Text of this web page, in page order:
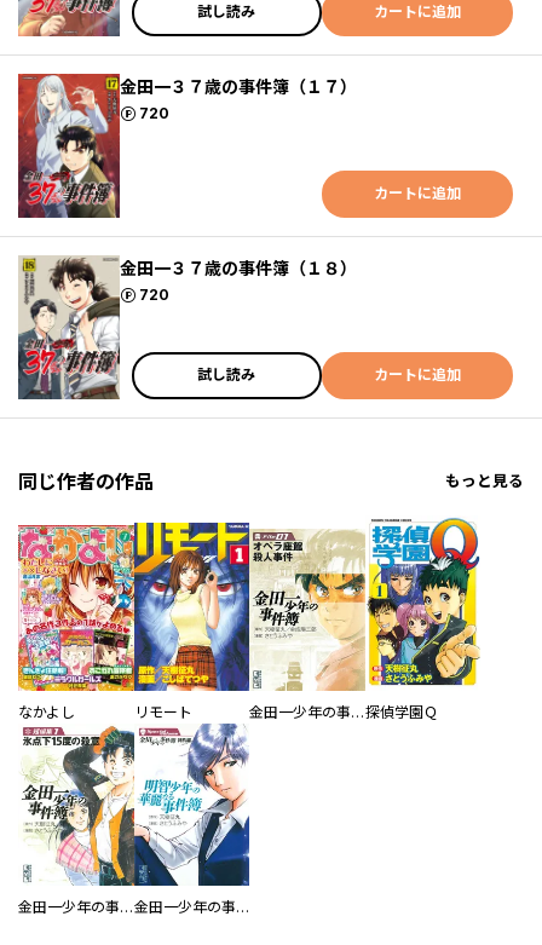
試し読み カートに追加
金田一３７歳の事件簿（１７）
720
ポイント
カートに追加
金田一３７歳の事件簿（１８）
720
ポイント
試し読み カートに追加
同じ作者の作品 もっと見る
なかよし リモート 金田一少年の事件簿探偵学園Ｑ
金田一少年の事件簿 短編集 金田一少年の事件簿 特別編